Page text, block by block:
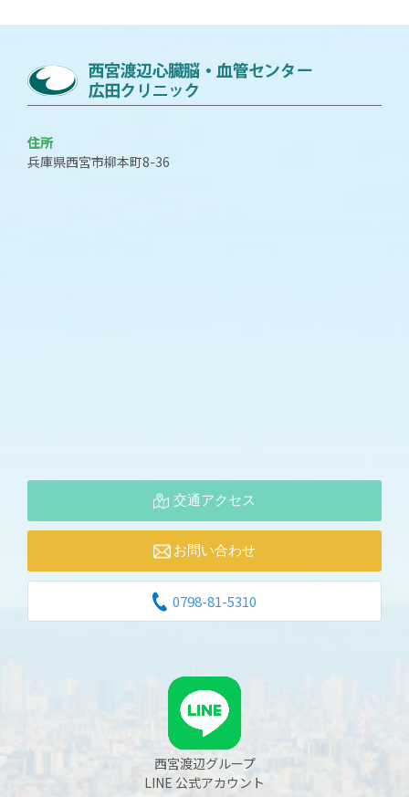
住所
兵庫県西宮市柳本町8-36
交通アクセス
お問い合わせ
0798-81-5310
西宮渡辺グループ
LINE 公式アカウント